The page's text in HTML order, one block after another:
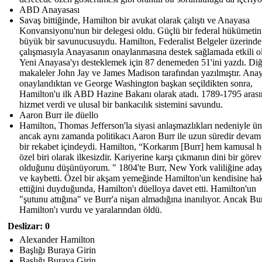
ABD Anayasası
Savaş bittiğinde, Hamilton bir avukat olarak çalıştı ve Anayasa
Konvansiyonu'nun bir delegesi oldu. Güçlü bir federal hükümetin
büyük bir savunucusuydu. Hamilton, Federalist Belgeler
çalışmasıyla Anayasanın onaylanmasına destek sağlamada etkili
Yeni Anayasa'yı desteklemek için 87 denemeden 51'ini yazdı.
makaleler John Jay ve James Madison tarafından yazılmıştır.
onaylandıktan ve George Washington başkan seçildikten sonra,
Hamilton'u ilk ABD Hazine Bakanı olarak atadı. 1789-1795
hizmet verdi ve ulusal bir bankacılık sistemini savundu.
Aaron Burr ile düello
Hamilton, Thomas Jefferson'la siyasi anlaşmazlıkları nedeniyle
ancak aynı zamanda politikacı Aaron Burr ile uzun süredir
bir rekabet içindeydi. Hamilton, “Korkarım [Burr] hem kamusal
özel biri olarak ilkesizdir. Kariyerine karşı çıkmanın dini bir görev
olduğunu düşünüyorum. " 1804'te Burr, New York valiliğine
ve kaybetti. Özel bir akşam yemeğinde Hamilton'un kendisine
ettiğini duyduğunda, Hamilton'ı düelloya davet etti. Hamilton'un
"şutunu attığına" ve Burr'a nişan almadığına inanılıyor. Ancak
Hamilton'ı vurdu ve yaralarından öldü.
Deslizar: 0
Alexander Hamilton
Başlığı Buraya Girin